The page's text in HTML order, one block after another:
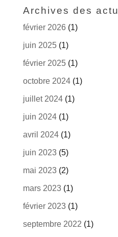
Archives des
février 2026 (1)
juin 2025(1)
février 2025(1)
octobre 2024(1)
juillet 2024(1)
juin 2024(1)
avril 2024(1)
juin 2023(5)
mai 2023(2)
mars 2023(1)
février 2023(1)
septembre 2022 (1)